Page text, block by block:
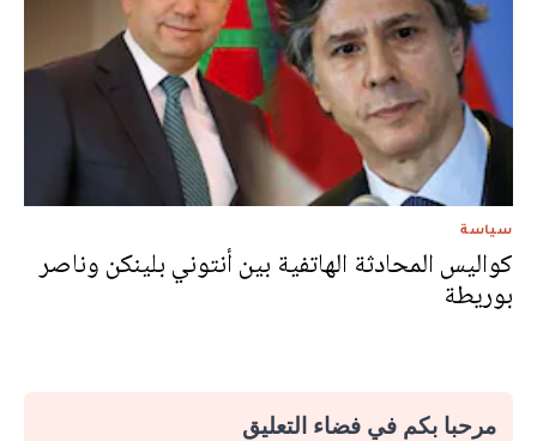
سياسة
كواليس المحادثة الهاتفية بين أنتوني بلينكن وناصر
بوريطة
مرحبا بكم في فضاء التعليق